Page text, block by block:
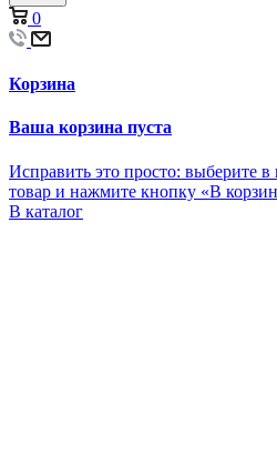
0
Корзина
Ваша корзина пуста
Исправить это просто: выберите
товар и нажмите кнопку «В
В каталог